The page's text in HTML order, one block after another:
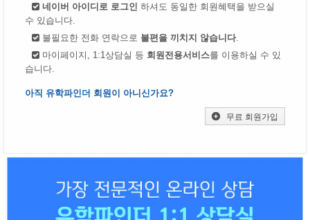
네이버 아이디로 로그인 하셔도 동일한 회원혜택을 받으실
수 있습니다.
불필요한 전화 연락으로 불편을 끼치지 않습니다.
마이페이지, 1:1상담실 등 회원전용서비스를 이용하실 수 있
습니다.
아직 유학파인더 회원이 아니신가요?
무료 회원가입